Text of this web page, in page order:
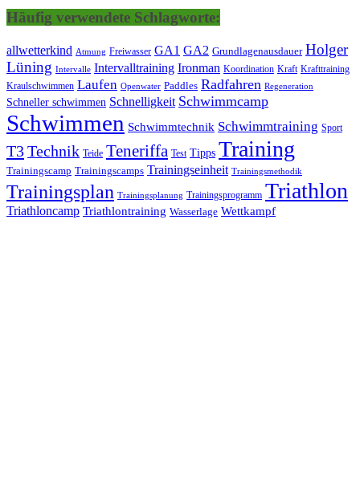
Häufig verwendete Schlagworte:
allwetterkind Atmung Freiwasser GA1 GA2 Grundlagenausdauer Holger
Lüning Intervalle Intervalltraining Ironman Koordination Kraft Krafttraining
Kraulschwimmen Laufen Openwater Paddles Radfahren Regeneration
Schneller schwimmen Schnelligkeit Schwimmcamp
Schwimmen Schwimmtechnik Schwimmtraining Sport
T3Technik Teide Teneriffa Test Tipps Training
Trainingscamp Trainingscamps Trainingseinheit Trainingsmethodik
Trainingsplan Trainingsplanung Trainingsprogramm Triathlon
Triathloncamp Triathlontraining Wasserlage Wettkampf